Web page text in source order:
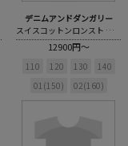
デニムアンドダンガリー
スイスコットンロンスト ワーク シャツ
12900円～
110 120 130
140
01(150)
02(160)